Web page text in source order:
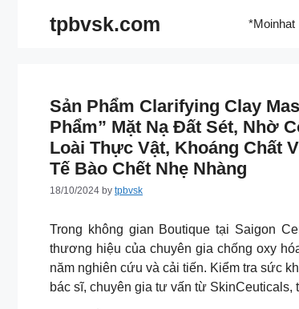
tpbvsk.com *Moinhat
Sản Phẩm Clarifying Clay
Phẩm” Mặt Nạ Đất Sét, Nhờ
Loài Thực Vật, Khoáng Chất
Tế Bào Chết Nhẹ Nhàng
18/10/2024 by tpbvsk
Trong không gian Boutique tại Saigon
thương hiệu của chuyên gia chống oxy
năm nghiên cứu và cải tiến. Kiểm tra sức
bác sĩ, chuyên gia tư vấn từ